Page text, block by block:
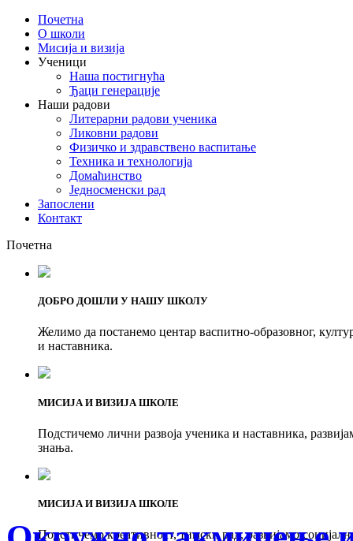
Почетна
О школи
Мисија и визија
Ученици
Наша постигнућа
Ђаци генерације
Наши радови
Литерарни радови ученика
Ликовни радови
Физичко и здравствено васпитање
Техника и технологија
Домаћинство
Једносменски рад
Запослени
Контакт
Почетна
ДОБРО ДОШЛИ У НАШУ ШКОЛУ
Желимо да постанемо центар васпитно-образовног,
и наставника.
МИСИЈА И ВИЗИЈА ШКОЛЕ
Подстичемо лични развоја ученика и наставника,
знања.
МИСИЈА И ВИЗИЈА ШКОЛЕ
Подстичемо креативност, тимски рад, развијамо